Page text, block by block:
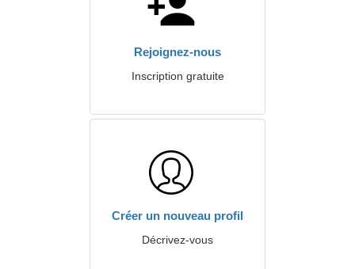
Rejoignez-nous
Inscription gratuite
Créer un nouveau profil
Décrivez-vous